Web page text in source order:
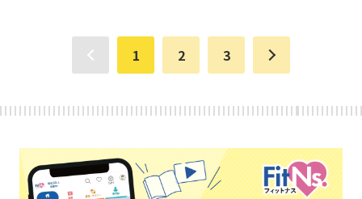
1 2 3